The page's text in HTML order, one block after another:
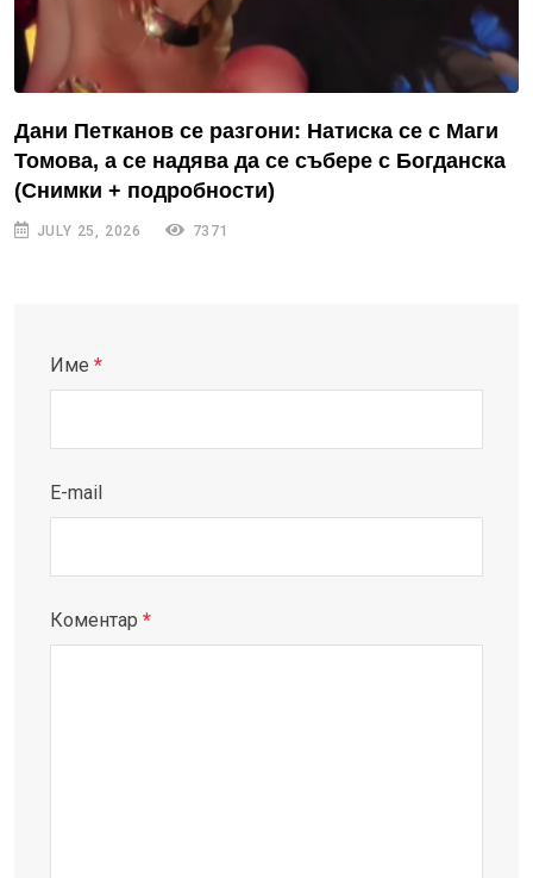
Дани Петканов се разгони: Натиска се с Маги
Томова, а се надява да се събере с Богданска
(Снимки + подробности)
JULY 25, 2026 7371
Име *
E-mail
Коментар *